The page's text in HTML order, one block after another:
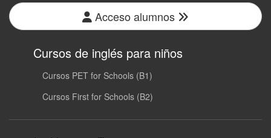
Acceso alumnos
Cursos de inglés para niños
Cursos PET for Schools (B1)
Cursos First for Schools (B2)